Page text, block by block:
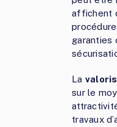
affichent
garanties
La
sur le
travaux